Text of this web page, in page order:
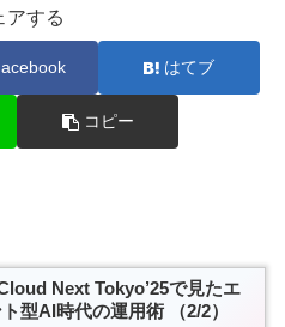
アする
はてブ
コピー
Next Tokyo’25で見たエ
型AI時代の運用術 （2/2）